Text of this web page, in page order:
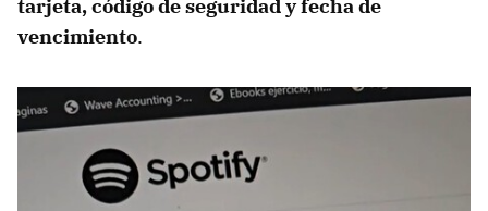
tarjeta, código de seguridad y fecha de
vencimiento.